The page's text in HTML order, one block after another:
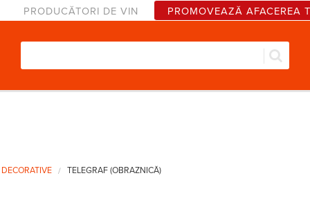
PRODUCĂTORI DE VIN PROMOVEAZĂ AFACEREA
Formular de căutare
TELEGRAF (OBRAZNICĂ)